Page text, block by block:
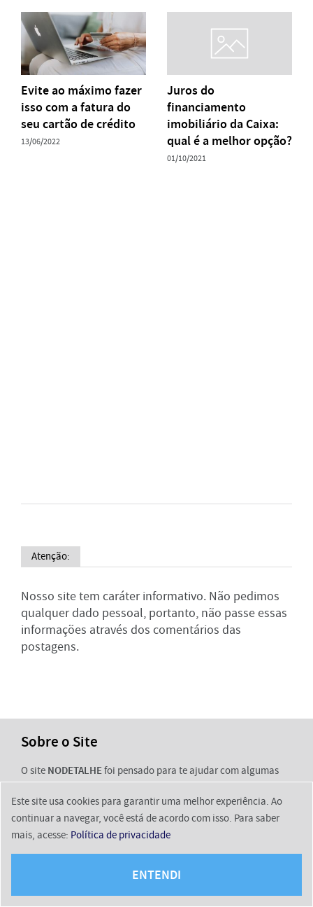
Evite ao máximo fazer
isso com a fatura do
seu cartão de crédito
13/06/2022
Juros do
financiamento
imobiliário da Caixa:
qual é a melhor opção?
01/10/2021
Atenção:
Nosso site tem caráter informativo. Não pedimos
qualquer dado pessoal, portanto, não passe essas
informações através dos comentários das
postagens.
Sobre o Site
O site NODETALHEfoi pensado para te ajudar com algumas
financeiro e para te trazer as informações sobre os benefícios
sociais e vantagens oferecidas pelo governo. Nossos
conteúdos são 100% gratuitosenão pedidos nada em troca
a informação esteja sempre atualizada.
Este site usa cookies para garantir uma melhor experiência. Ao
continuar a navegar, você está de acordo com isso. Para saber
mais, acesse: Política de privacidade
ENTENDI